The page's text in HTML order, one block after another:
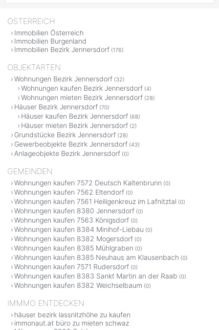
ÖSTERREICH
Immobilien Österreich
Immobilien Burgenland
Immobilien Bezirk Jennersdorf (176)
OBJEKTARTEN
Wohnungen Bezirk Jennersdorf (32)
Wohnungen kaufen Bezirk Jennersdorf (4)
Wohnungen mieten Bezirk Jennersdorf (28)
Häuser Bezirk Jennersdorf (70)
Häuser kaufen Bezirk Jennersdorf (68)
Häuser mieten Bezirk Jennersdorf (2)
Grundstücke Bezirk Jennersdorf (28)
Gewerbeobjekte Bezirk Jennersdorf (43)
Anlageobjekte Bezirk Jennersdorf (0)
GEMEINDEN
Wohnungen kaufen 7572 Deutsch Kaltenbrunn (0)
Wohnungen kaufen 7562 Eltendorf (0)
Wohnungen kaufen 7561 Heiligenkreuz im Lafnitztal (0)
Wohnungen kaufen 8380 Jennersdorf (0)
Wohnungen kaufen 7563 Königsdorf (0)
Wohnungen kaufen 8384 Minihof-Liebau (0)
Wohnungen kaufen 8382 Mogersdorf (0)
Wohnungen kaufen 8385 Mühlgraben (0)
Wohnungen kaufen 8385 Neuhaus am Klausenbach (0)
Wohnungen kaufen 7571 Rudersdorf (0)
Wohnungen kaufen 8383 Sankt Martin an der Raab (0)
Wohnungen kaufen 8382 Weichselbaum (0)
IMMMO ENTDECKEN
häuser bezirk lassnitzhöhe zu kaufen
immonaut.at büro zu mieten schwaz